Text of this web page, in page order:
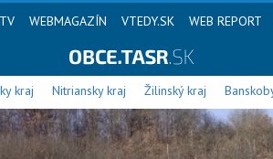
WEBMAGAZÍN VTEDY.SK WEB REPORT
kraj Nitriansky kraj Žilinský kraj